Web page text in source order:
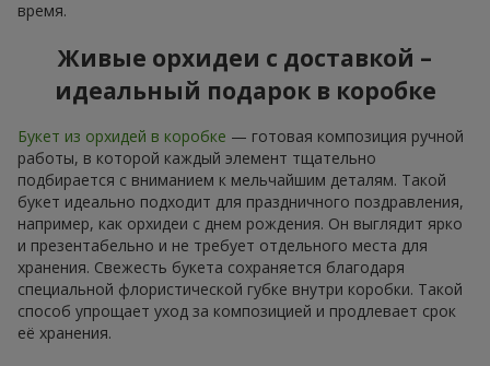
время.
Живые орхидеи с доставкой –
идеальный подарок в коробке
Букет из орхидей в коробке — готовая композиция ручной
работы, в которой каждый элемент тщательно
подбирается с вниманием к мельчайшим деталям. Такой
букет идеально подходит для праздничного поздравления,
например, как орхидеи с днем рождения. Он выглядит ярко
и презентабельно и не требует отдельного места для
хранения. Свежесть букета сохраняется благодаря
специальной флористической губке внутри коробки. Такой
способ упрощает уход за композицией и продлевает срок
её хранения.